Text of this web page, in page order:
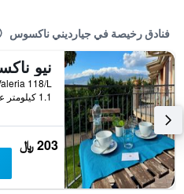
فنادق رخيصة في جيارديني ناكسوس
1.1 كيلومتر عن وسط المدينة
203 ﷼